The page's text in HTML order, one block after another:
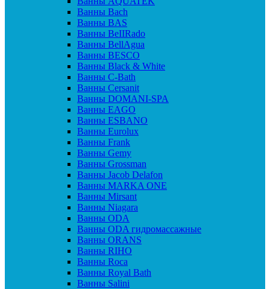
Ванны Bach
Ванны BAS
Ванны BeIIRado
Ванны BellAgua
Ванны BESCO
Ванны Black & White
Ванны C-Bath
Ванны Cersanit
Ванны DOMANI-SPA
Ванны EAGO
Ванны ESBANO
Ванны Eurolux
Ванны Frank
Ванны Gemy
Ванны Grossman
Ванны Jacob Delafon
Ванны MARKA ONE
Ванны Mirsant
Ванны Niagara
Ванны ODA
Ванны ODA гидромассажные
Ванны ORANS
Ванны RIHO
Ванны Roca
Ванны Royal Bath
Ванны Salini